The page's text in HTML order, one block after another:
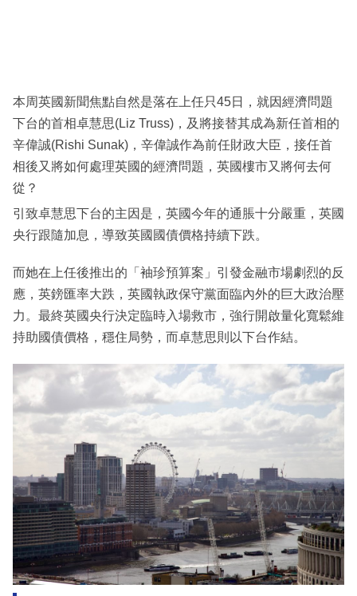
本周英國新聞焦點自然是落在上任只45日，就因經濟問題
下台的首相卓慧思(Liz Truss)，及將接替其成為新任首相的
辛偉誠(Rishi Sunak)，辛偉誠作為前任財政大臣，接任首
相後又將如何處理英國的經濟問題，英國樓市又將何去何
從？
引致卓慧思下台的主因是，英國今年的通脹十分嚴重，英國
央行跟隨加息，導致英國國債價格持續下跌。
而她在上任後推出的「袖珍預算案」引發金融市場劇烈的反
應，英鎊匯率大跌，英國執政保守黨面臨內外的巨大政治壓
力。最終英國央行決定臨時入場救市，強行開啟量化寬鬆維
持助國債價格，穩住局勢，而卓慧思則以下台作結。